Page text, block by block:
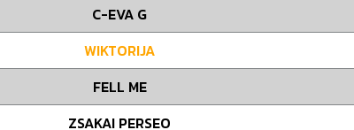
C-EVA G
WIKTORIJA
FELL ME
ZSAKAI PERSEO